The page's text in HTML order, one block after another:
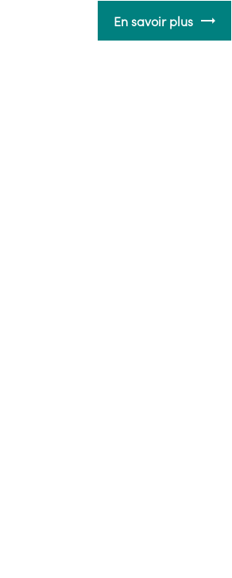
En savoir plus